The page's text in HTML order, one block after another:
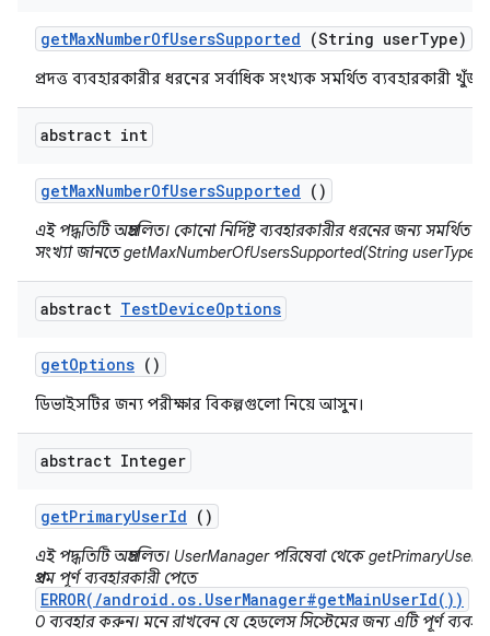
getMaxNumberOfUsersSupported (String userType)
প্রদত্ত ব্যবহারকারীর ধরনের সর্বাধিক সংখ্যক সমর্থিত ব্যবহারকারী
abstract int
getMaxNumberOfUsersSupported ()
এই পদ্ধতিটি অপ্রচলিত। কোনো নির্দিষ্ট ব্যবহারকারীর ধরনের জন্য সমর্থিত
সংখ্যা জানতে getMaxNumberOfUsersSupported(String userType)
abstract TestDeviceOptions
getOptions ()
ডিভাইসটির জন্য পরীক্ষার বিকল্পগুলো নিয়ে আসুন।
abstract Integer
getPrimaryUserId ()
এই পদ্ধতিটি অপ্রচলিত। UserManager পরিষেবা থেকে getPrimaryUser
প্রথম পূর্ণ ব্যবহারকারী পেতে
ERROR(/android.os.UserManager#getMainUserId())
0 ব্যবহার করুন। মনে রাখবেন যে হেডলেস সিস্টেমের জন্য এটি পূর্ণ